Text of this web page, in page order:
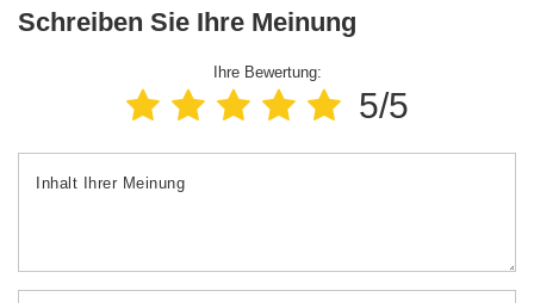
Schreiben Sie Ihre Meinung
Ihre Bewertung:
5/5
Inhalt Ihrer Meinung